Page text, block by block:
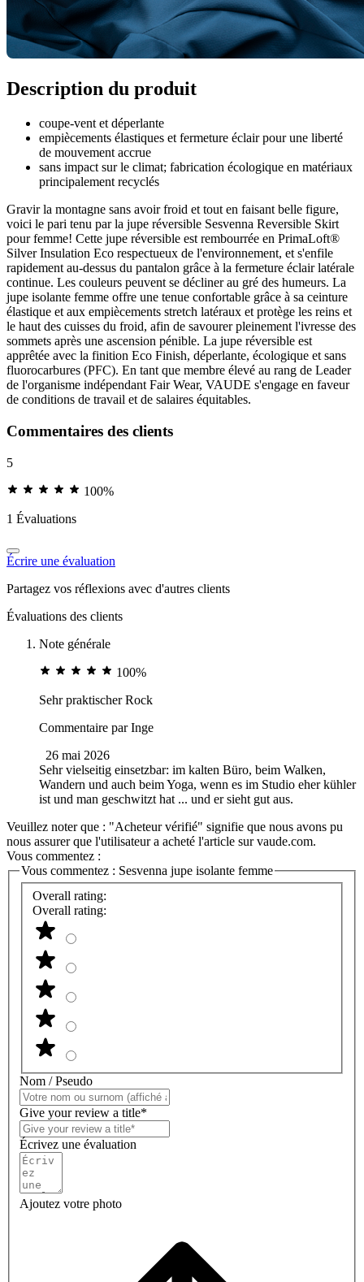
Description du produit
coupe-vent et déperlante
empiècements élastiques et fermeture éclair pour une liberté
de mouvement accrue
sans impact sur le climat; fabrication écologique en matériaux
principalement recyclés
Gravir la montagne sans avoir froid et tout en faisant belle figure,
voici le pari tenu par la jupe réversible Sesvenna Reversible Skirt
pour femme! Cette jupe réversible est rembourrée en PrimaLoft®
Silver Insulation Eco respectueux de l'environnement, et s'enfile
rapidement au-dessus du pantalon grâce à la fermeture éclair latérale
continue. Les couleurs peuvent se décliner au gré des humeurs. La
jupe isolante femme offre une tenue confortable grâce à sa ceinture
élastique et aux empiècements stretch latéraux et protège les reins et
le haut des cuisses du froid, afin de savourer pleinement l'ivresse des
sommets après une ascension pénible. La jupe réversible est
apprêtée avec la finition Eco Finish, déperlante, écologique et sans
fluorocarbures (PFC). En tant que membre élevé au rang de Leader
de l'organisme indépendant Fair Wear, VAUDE s'engage en faveur
de conditions de travail et de salaires équitables.
Commentaires des clients
5
100%
1 Évaluations
Écrire une évaluation
Partagez vos réflexions avec d'autres clients
Évaluations des clients
Note générale
100%
Sehr praktischer Rock
Commentaire parInge
26 mai 2026
Sehr vielseitig einsetzbar: im kalten Büro, beim Walken,
Wandern und auch beim Yoga, wenn es im Studio eher kühler
ist und man geschwitzt hat ... und er sieht gut aus.
Veuillez noter que : "Acheteur vérifié" signifie que nous avons pu
nous assurer que l'utilisateur a acheté l'article sur vaude.com.
Vous commentez :
Vous commentez : Sesvenna jupe isolante femme
Overall rating:
Overall rating:
Nom / Pseudo
Give your review a title*
Écrivez une évaluation
Ajoutez votre photo